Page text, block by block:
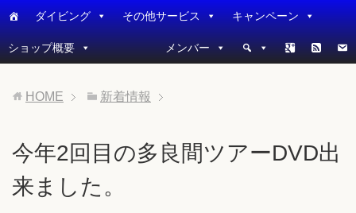
ダイビング その他サービス キャンペーン
ショップ概要 メンバー
HOME 新着情報
今年2回目の多良間ツアーDVD出
来ました。